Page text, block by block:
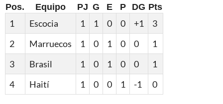
Pos. Equipo PJ G E P DG Pts
1
Escocia 1 1 0 0 +1
3
2
Marruecos 1 0 1 0 0
1
3
Brasil 1 0 1 0 0
1
4
Haití 1 0 0 1 -1 0